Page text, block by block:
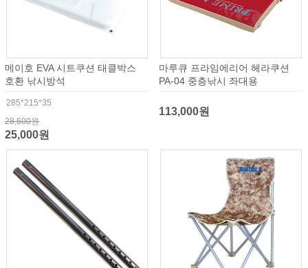
메이호 EVA 시트쿠션 태클박스
호환 낚시방석
285*215*35
28,600원
25,000원
마루큐 프라임에리어 헤라쿠션
PA-04 중층낚시 좌대용
113,000원